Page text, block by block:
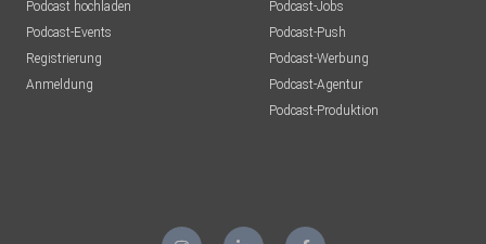
Podcast hochladen
Podcast-Events
Registrierung
Anmeldung
Podcast-Jobs
Podcast-Push
Podcast-Werbung
Podcast-Agentur
Podcast-Produktion